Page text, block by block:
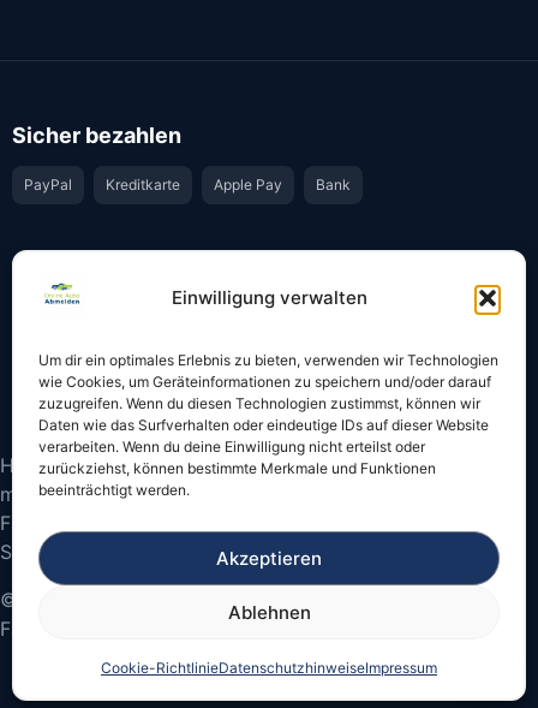
Einwilligung verwalten
Um dir ein optimales Erlebnis zu bieten, verwenden wir Technologien
wie Cookies, um Geräteinformationen zu speichern und/oder darauf
zuzugreifen. Wenn du diesen Technologien zustimmst, können wir
Daten wie das Surfverhalten oder eindeutige IDs auf dieser Website
verarbeiten. Wenn du deine Einwilligung nicht erteilst oder
zurückziehst, können bestimmte Merkmale und Funktionen
beeinträchtigt werden.
Akzeptieren
Ablehnen
Cookie-RichtlinieDatenschutzhinweiseImpressum
Sicher bezahlen
PayPal Kreditkarte Apple Pay Bank
Bestätigung per E-Mail Support per WhatsApp
Hinweis: Die Online-Abmeldung ist nicht in allen Fällen
möglich. Bitte prüfen Sie vor dem Start, ob
Fahrzeugschein und Kennzeichen onlinefähige
Sicherheitscodes besitzen.
© 2026 Online Auto Abmelden – Bundesweite
Fahrzeugabmeldung